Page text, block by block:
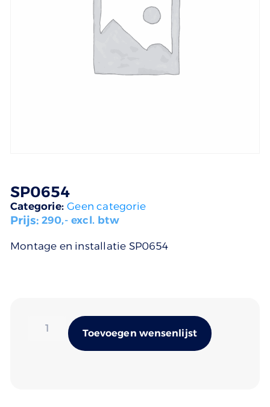
SP0654
Categorie:Geen categorie
Prijs:290,- excl. btw
Montage en installatie SP0654
Toevoegen wensenlijst